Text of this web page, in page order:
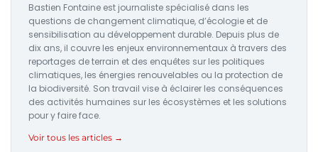
Bastien Fontaine est journaliste spécialisé dans les
questions de changement climatique, d’écologie et de
sensibilisation au développement durable. Depuis plus de
dix ans, il couvre les enjeux environnementaux à travers des
reportages de terrain et des enquêtes sur les politiques
climatiques, les énergies renouvelables ou la protection de
la biodiversité. Son travail vise à éclairer les conséquences
des activités humaines sur les écosystèmes et les solutions
pour y faire face.
Voir tous les articles →